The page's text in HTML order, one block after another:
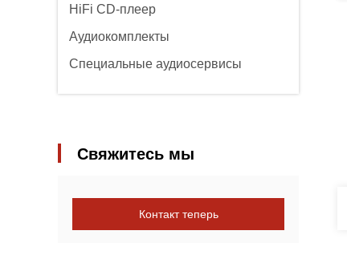
HiFi CD-плеер
Аудиокомплекты
Специальные аудиосервисы
Свяжитесь мы
Контакт теперь